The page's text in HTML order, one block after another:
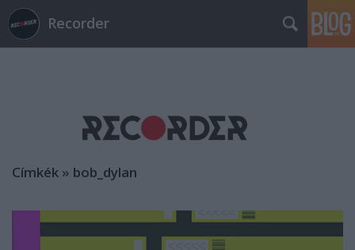
Recorder
Címkék » bob_dylan